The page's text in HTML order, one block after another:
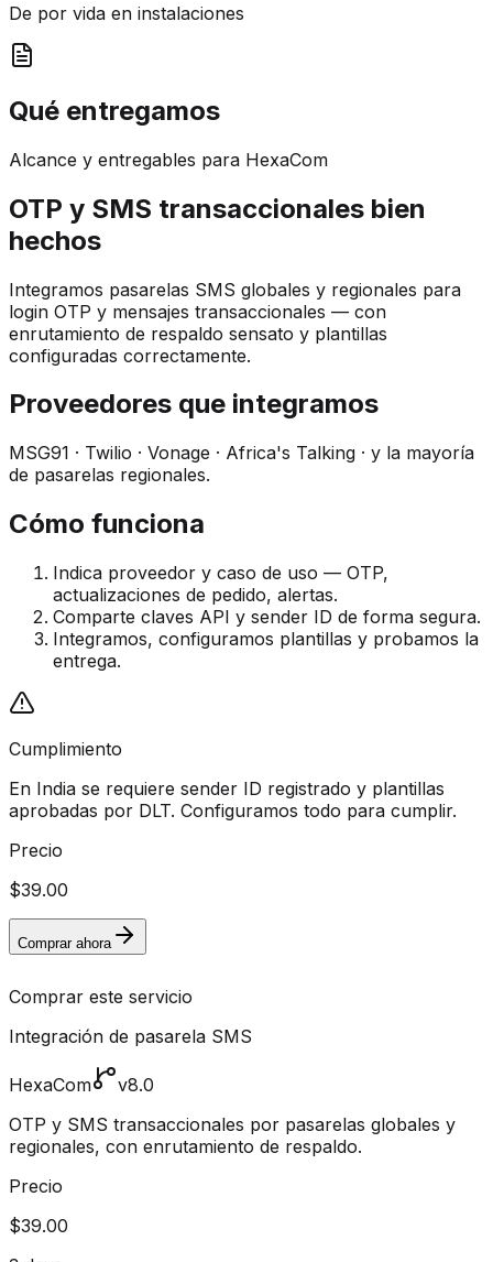
De por vida en instalaciones
Qué entregamos
Alcance y entregables para HexaCom
OTP y SMS transaccionales bien
hechos
Integramos pasarelas SMS globales y regionales para
login OTP y mensajes transaccionales — con
enrutamiento de respaldo sensato y plantillas
configuradas correctamente.
Proveedores que integramos
MSG91 · Twilio · Vonage · Africa's Talking · y la mayoría
de pasarelas regionales.
Cómo funciona
Indica proveedor y caso de uso — OTP,
actualizaciones de pedido, alertas.
Comparte claves API y sender ID de forma segura.
Integramos, configuramos plantillas y probamos la
entrega.
Cumplimiento
En India se requiere sender ID registrado y plantillas
aprobadas por DLT. Configuramos todo para cumplir.
Precio
$39.00
Comprar ahora
Comprar este servicio
Integración de pasarela SMS
HexaCom
v8.0
OTP y SMS transaccionales por pasarelas globales y
regionales, con enrutamiento de respaldo.
Precio
$39.00